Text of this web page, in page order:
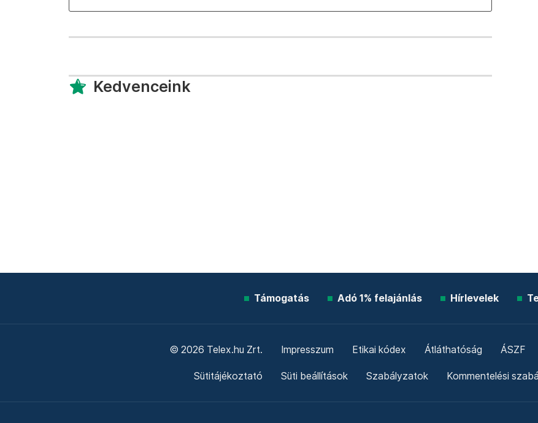
Kedvenceink
Támogatás Adó 1% felajánlás Hírlevelek
© 2026 Telex.hu Zrt. Impresszum Etikai kódex Átláthatóság ÁSZF
Sütitájékoztató Süti beállítások Szabályzatok Kommentelési